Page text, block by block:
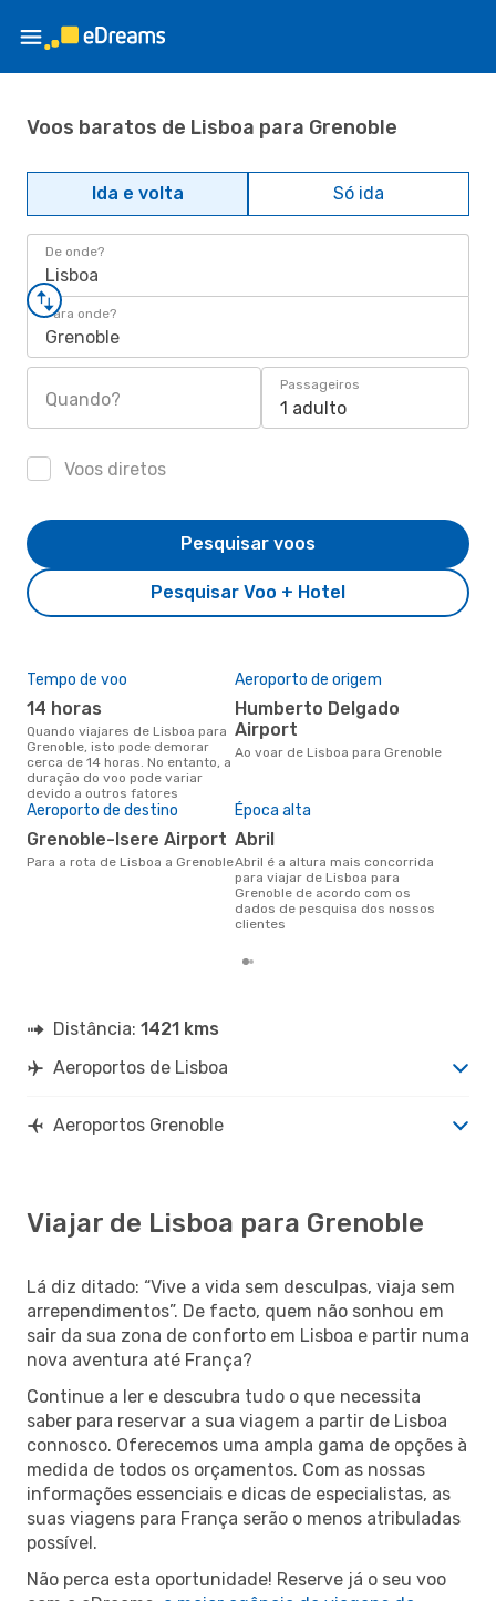
Voos baratos de Lisboa para Grenoble
Ida e volta Só ida
De onde?
Lisboa
Para onde?
Grenoble
Quando?
Passageiros
1 adulto
Voos diretos
Pesquisar Voo + Hotel
Pesquisar voos
Tempo de voo
14 horas
Quando viajares de Lisboa para
Grenoble, isto pode demorar
cerca de 14 horas. No entanto, a
duração do voo pode variar
devido a outros fatores
Aeroporto de origem
Humberto Delgado
Airport
Ao voar de Lisboa para Grenoble
Aeroporto de destino
Grenoble-Isere Airport
Para a rota de Lisboa a Grenoble
Época alta
abril
abril é a altura mais concorrida
para viajar de Lisboa para
Grenoble de acordo com os
dados de pesquisa dos nossos
clientes
Distância: 1421 kms
Aeroportos de Lisboa
Aeroportos Grenoble
Viajar de Lisboa para Grenoble
Lá diz ditado: “Vive a vida sem desculpas, viaja sem
arrependimentos”. De facto, quem não sonhou em
sair da sua zona de conforto em Lisboa e partir numa
nova aventura até França?
Continue a ler e descubra tudo o que necessita
saber para reservar a sua viagem a partir de Lisboa
connosco. Oferecemos uma ampla gama de opções à
medida de todos os orçamentos. Com as nossas
informações essenciais e dicas de especialistas, as
suas viagens para França serão o menos atribuladas
possível.
Não perca esta oportunidade! Reserve já o seu voo